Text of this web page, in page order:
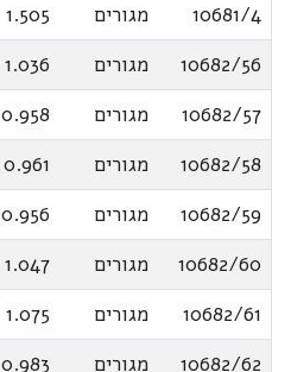
10681/4
מגורים
1.505
10682/56
מגורים
1.036
10682/57
מגורים
0.958
10682/58
מגורים
0.961
10682/59
מגורים
0.956
10682/60
מגורים
1.047
10682/61
מגורים
1.075
10682/62
מגורים
0.983